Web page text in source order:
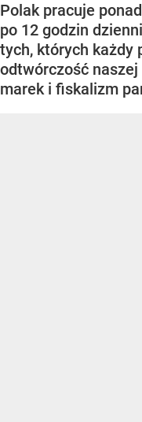
Polak pracuje
po 12 godzin
tych, których każdy
odtwórczość naszej
marek i fiskalizm